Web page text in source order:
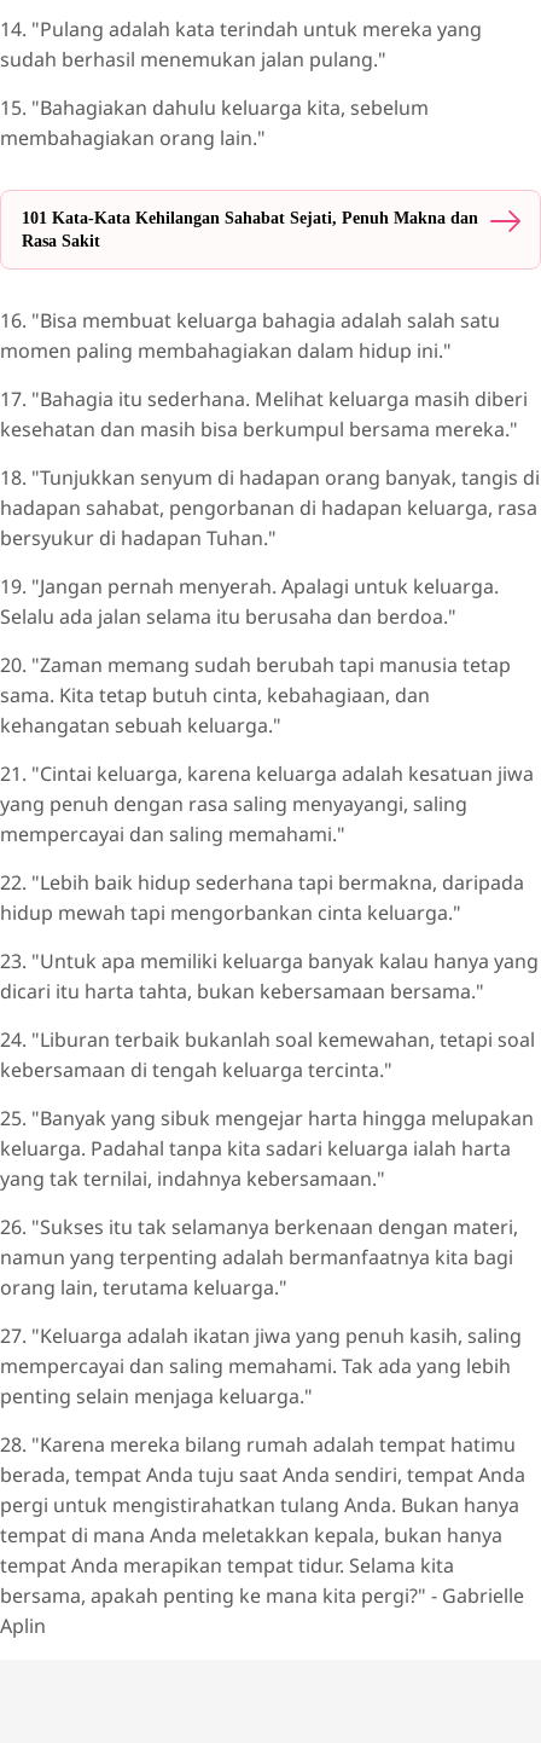
14. "Pulang adalah kata terindah untuk mereka yang
sudah berhasil menemukan jalan pulang."
15. "Bahagiakan dahulu keluarga kita, sebelum
membahagiakan orang lain."
101 Kata-Kata Kehilangan Sahabat Sejati, Penuh Makna dan
Rasa Sakit
16. "Bisa membuat keluarga bahagia adalah salah satu
momen paling membahagiakan dalam hidup ini."
17. "Bahagia itu sederhana. Melihat keluarga masih diberi
kesehatan dan masih bisa berkumpul bersama mereka."
18. "Tunjukkan senyum di hadapan orang banyak, tangis di
hadapan sahabat, pengorbanan di hadapan keluarga, rasa
bersyukur di hadapan Tuhan."
19. "Jangan pernah menyerah. Apalagi untuk keluarga.
Selalu ada jalan selama itu berusaha dan berdoa."
20. "Zaman memang sudah berubah tapi manusia tetap
sama. Kita tetap butuh cinta, kebahagiaan, dan
kehangatan sebuah keluarga."
21. "Cintai keluarga, karena keluarga adalah kesatuan jiwa
yang penuh dengan rasa saling menyayangi, saling
mempercayai dan saling memahami."
22. "Lebih baik hidup sederhana tapi bermakna, daripada
hidup mewah tapi mengorbankan cinta keluarga."
23. "Untuk apa memiliki keluarga banyak kalau hanya yang
dicari itu harta tahta, bukan kebersamaan bersama."
24. "Liburan terbaik bukanlah soal kemewahan, tetapi soal
kebersamaan di tengah keluarga tercinta."
25. "Banyak yang sibuk mengejar harta hingga melupakan
keluarga. Padahal tanpa kita sadari keluarga ialah harta
yang tak ternilai, indahnya kebersamaan."
26. "Sukses itu tak selamanya berkenaan dengan materi,
namun yang terpenting adalah bermanfaatnya kita bagi
orang lain, terutama keluarga."
27. "Keluarga adalah ikatan jiwa yang penuh kasih, saling
mempercayai dan saling memahami. Tak ada yang lebih
penting selain menjaga keluarga."
28. "Karena mereka bilang rumah adalah tempat hatimu
berada, tempat Anda tuju saat Anda sendiri, tempat Anda
pergi untuk mengistirahatkan tulang Anda. Bukan hanya
tempat di mana Anda meletakkan kepala, bukan hanya
tempat Anda merapikan tempat tidur. Selama kita
bersama, apakah penting ke mana kita pergi?" - Gabrielle
Aplin